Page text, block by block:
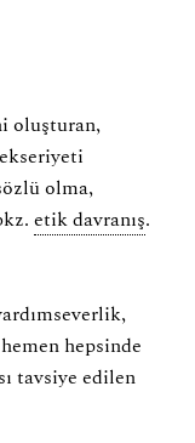
oluşturan,
olma,
etik davranış.
hepsinde
tavsiye edilen